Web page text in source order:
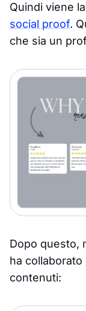
Quindi viene
social proof.
che sia un
Dopo questo,
ha
contenuti: